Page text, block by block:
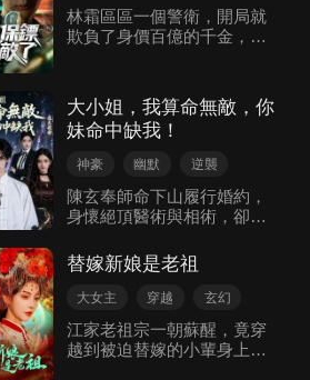
還！
玄幻
功夫
豪門恩怨
現代都市
林霜區區一個警衛，開局就
欺負了身價百億的千金，怎
脅他，再這麼下去他真怕自
己的身份被曝光……林霜下
山保護女總裁蘇晚喬，意外
得知她竟然是自己小時候青
梅竹馬的玩伴？ 還牽扯出了
自己的身世和全家被滅門的
真相，已世間無敵的他，開
大小姐，我算命無敵，你
妹命中缺我！
神豪 幽默
逆襲
玄幻
現代都市
陳玄奉師命下山履行婚約，
身懷絕頂醫術與相術，卻遭
退婚並選擇妹妹張玲瓏，由
此捲入江城世家紛爭。憑藉
超凡手段，他連環挫敗趙
權貴，逐步揭開自己身世與
陳家滅門謎團，最終平定風
替嫁新娘是老祖
大女主 穿越
玄幻
豪門恩怨
現代言情
江家老祖宗一朝蘇醒，竟穿
越到被迫替嫁的小輩身上。